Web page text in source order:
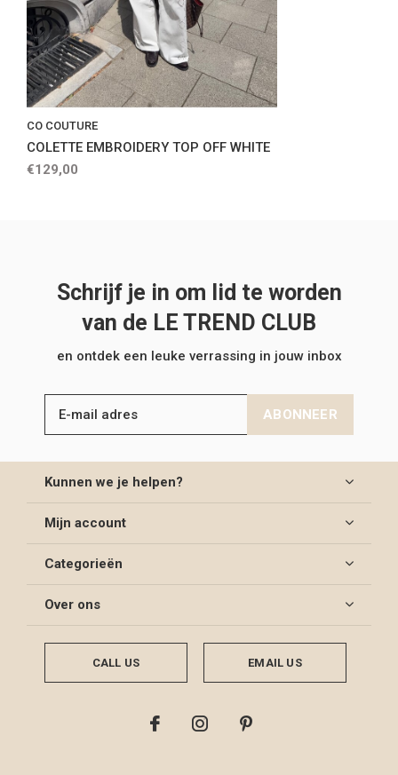
CO COUTURE
COLETTE EMBROIDERY TOP OFF WHITE
€129,00
Schrijf je in om lid te worden
van de LE TREND CLUB
en ontdek een leuke verrassing in jouw inbox
ABONNEER
Kunnen we je helpen?
Mijn account
Categorieën
Over ons
CALL US EMAIL US